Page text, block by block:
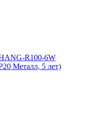
R100-6W
Металл, 5 лет)